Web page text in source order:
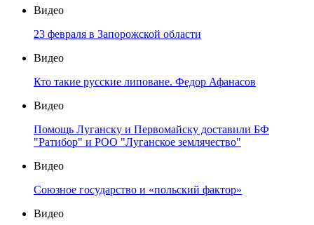
Видео
23 февраля в Запорожской области
Видео
Кто такие русские липоване. Федор Афанасов
Видео
Помощь Луганску и Первомайску доставили БФ
"Ратибор" и РОО "Луганское землячество"
Видео
Союзное государство и «польский фактор»
Видео